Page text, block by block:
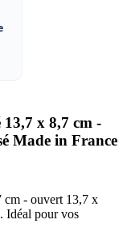
x 8,7 cm -
Made in France
cm - ouvert 13,7 x
Idéal pour vos